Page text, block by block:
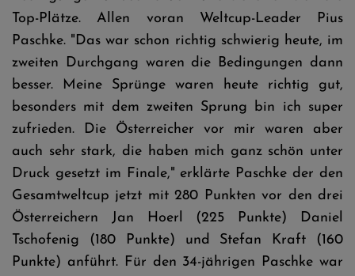
Top-Plätze. Allen voran Weltcup-Leader Pius
Paschke. "Das war schon richtig schwierig heute, im
zweiten Durchgang waren die Bedingungen dann
besser. Meine Sprünge waren heute richtig gut,
besonders mit dem zweiten Sprung bin ich super
zufrieden. Die Österreicher vor mir waren aber
auch sehr stark, die haben mich ganz schön unter
Druck gesetzt im Finale," erklärte Paschke der den
Gesamtweltcup jetzt mit 280 Punkten vor den drei
Österreichern Jan Hoerl (225 Punkte) Daniel
Tschofenig (180 Punkte) und Stefan Kraft (160
Punkte) anführt. Für den 34-jährigen Paschke war